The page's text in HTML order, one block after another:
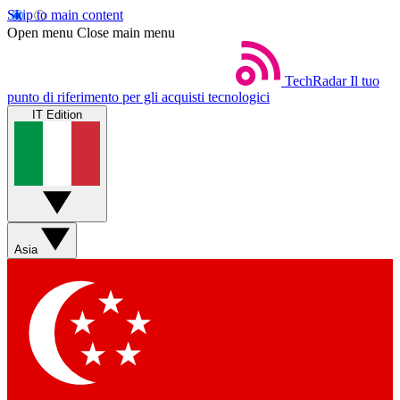
Skip to main content
Open menu Close main menu
TechRadar Il tuo
punto di riferimento per gli acquisti tecnologici
IT Edition
Asia